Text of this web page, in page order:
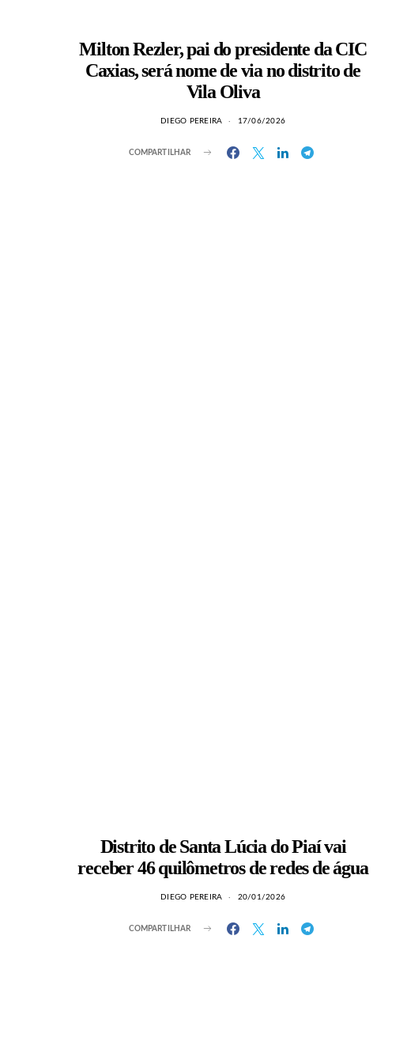
Milton Rezler, pai do presidente da CIC
Caxias, será nome de via no distrito de
Vila Oliva
DIEGO PEREIRA 17/06/2026
COMPARTILHAR
Distrito de Santa Lúcia do Piaí vai
receber 46 quilômetros de redes de água
DIEGO PEREIRA 20/01/2026
COMPARTILHAR